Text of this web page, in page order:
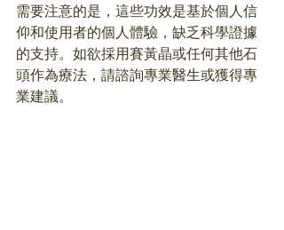
需要注意的是，這些功效是基於個人信
仰和使用者的個人體驗，缺乏科學證據
的支持。如欲採用賽黃晶或任何其他石
頭作為療法，請諮詢專業醫生或獲得專
業建議。